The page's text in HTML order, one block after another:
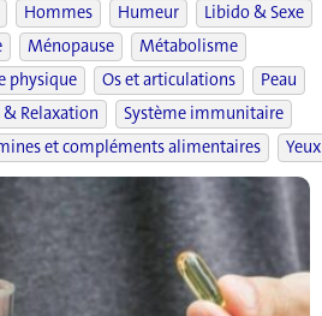
Hommes Humeur
Libido & Sexe
Ménopause
Métabolisme
physique
Os et articulations
Peau
& Relaxation
Système immunitaire
et compléments alimentaires Yeux